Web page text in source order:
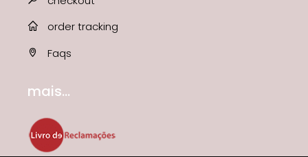
order tracking
Faqs
mais...